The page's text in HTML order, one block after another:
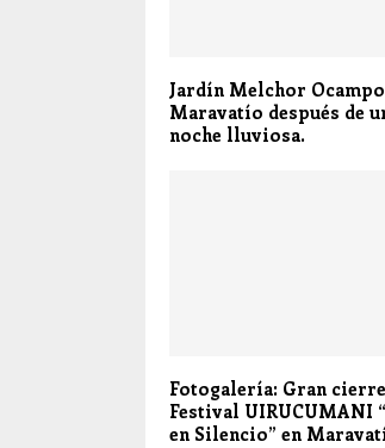
Jardín Melchor
Maravatío después de
noche lluviosa.
Fotogalería: Gran
Festival UIRUCUMANI
en Silencio” en